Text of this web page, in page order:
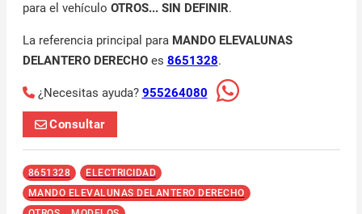
para el vehículo OTROS... SIN DEFINIR.
La referencia principal para MANDO ELEVALUNAS
DELANTERO DERECHOes 8651328.
¿Necesitas ayuda? 955264080
Consultar
8651328
ELECTRICIDAD
MANDO ELEVALUNAS DELANTERO DERECHO